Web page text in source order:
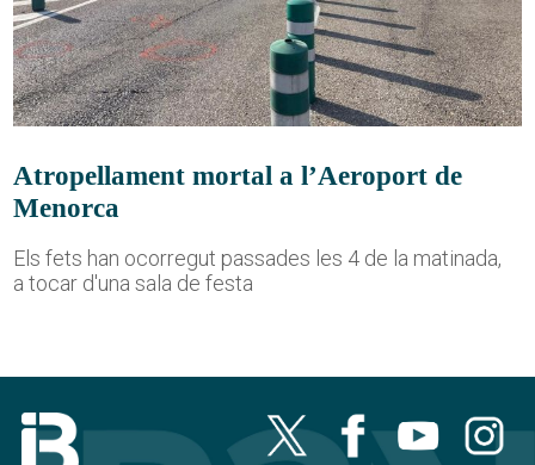
Atropellament mortal a l’Aeroport de
Menorca
Els fets han ocorregut passades les 4 de la matinada,
a tocar d'una sala de festa